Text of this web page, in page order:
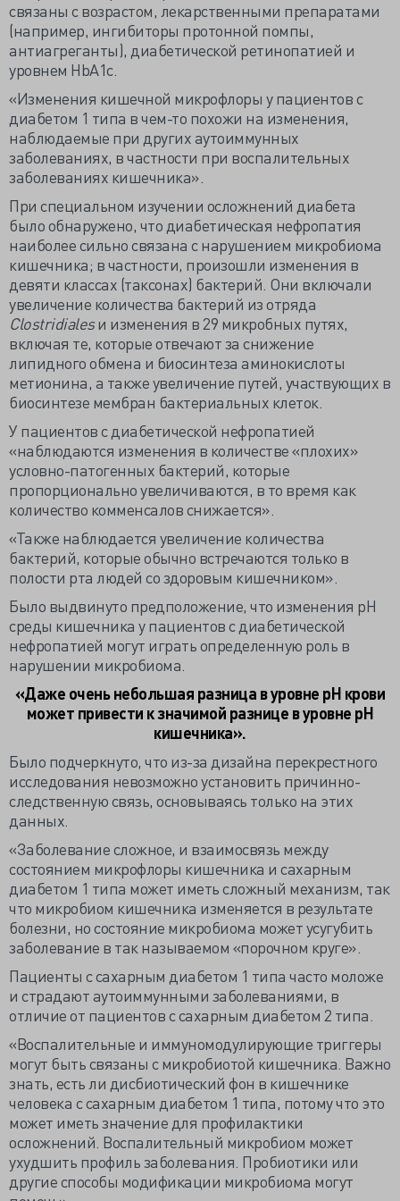
связаны с возрастом, лекарственными препаратами
(например, ингибиторы протонной помпы,
антиагреганты), диабетической ретинопатией и
уровнем HbA1c.
«Изменения кишечной микрофлоры у пациентов с
диабетом 1 типа в чем-то похожи на изменения,
наблюдаемые при других аутоиммунных
заболеваниях, в частности при воспалительных
заболеваниях кишечника».
При специальном изучении осложнений диабета
было обнаружено, что диабетическая нефропатия
наиболее сильно связана с нарушением микробиома
кишечника; в частности, произошли изменения в
девяти классах (таксонах) бактерий. Они включали
увеличение количества бактерий из отряда
Clostridialesи изменения в 29 микробных путях,
включая те, которые отвечают за снижение
липидного обмена и биосинтеза аминокислоты
метионина, а также увеличение путей, участвующих в
биосинтезе мембран бактериальных клеток.
У пациентов с диабетической нефропатией
«наблюдаются изменения в количестве «плохих»
условно-патогенных бактерий, которые
пропорционально увеличиваются, в то время как
количество комменсалов снижается».
«Также наблюдается увеличение количества
бактерий, которые обычно встречаются только в
полости рта людей со здоровым кишечником».
Было выдвинуто предположение, что изменения рН
среды кишечника у пациентов с диабетической
нефропатией могут играть определенную роль в
нарушении микробиома.
«Даже очень небольшая разница в уровне рН крови
может привести к значимой разнице в уровне рН
кишечника».
Было подчеркнуто, что из-за дизайна перекрестного
исследования невозможно установить причинно-
следственную связь, основываясь только на этих
данных.
«Заболевание сложное, и взаимосвязь между
состоянием микрофлоры кишечника и сахарным
диабетом 1 типа может иметь сложный механизм, так
что микробиом кишечника изменяется в результате
болезни, но состояние микробиома может усугубить
заболевание в так называемом «порочном круге».
Пациенты с сахарным диабетом 1 типа часто моложе
и страдают аутоиммунными заболеваниями, в
отличие от пациентов с сахарным диабетом 2 типа.
«Воспалительные и иммуномодулирующие триггеры
могут быть связаны с микробиотой кишечника. Важно
знать, есть ли дисбиотический фон в кишечнике
человека с сахарным диабетом 1 типа, потому что это
может иметь значение для профилактики
осложнений. Воспалительный микробиом может
ухудшить профиль заболевания. Пробиотики или
другие способы модификации микробиома могут